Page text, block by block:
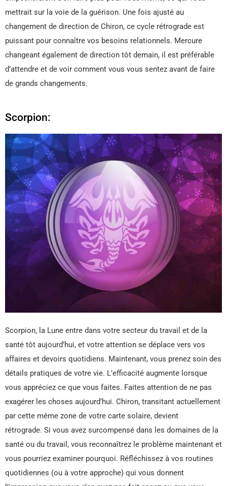
mettrait sur la voie de la guérison. Une fois ajusté au
changement de direction de Chiron, ce cycle rétrograde est
puissant pour connaître vos besoins relationnels. Mercure
changeant également de direction tôt demain, il est préférable
d’attendre et de voir comment vous vous sentez avant de faire
de grands changements.
Scorpion:
Scorpion, la Lune entre dans votre secteur du travail et de la
santé tôt aujourd’hui, et votre attention se déplace vers vos
affaires et devoirs quotidiens. Maintenant, vous prenez soin des
détails pratiques de votre vie. L’efficacité augmente lorsque
vous appréciez ce que vous faites. Faites attention de ne pas
exagérer les choses aujourd’hui. Chiron, transitant actuellement
par cette même zone de votre carte solaire, devient
rétrograde. Si vous avez surcompensé dans les domaines de la
santé ou du travail, vous reconnaîtrez le problème maintenant et
vous pourriez examiner pourquoi. Réfléchissez à vos routines
quotidiennes (ou à votre approche) qui vous donnent